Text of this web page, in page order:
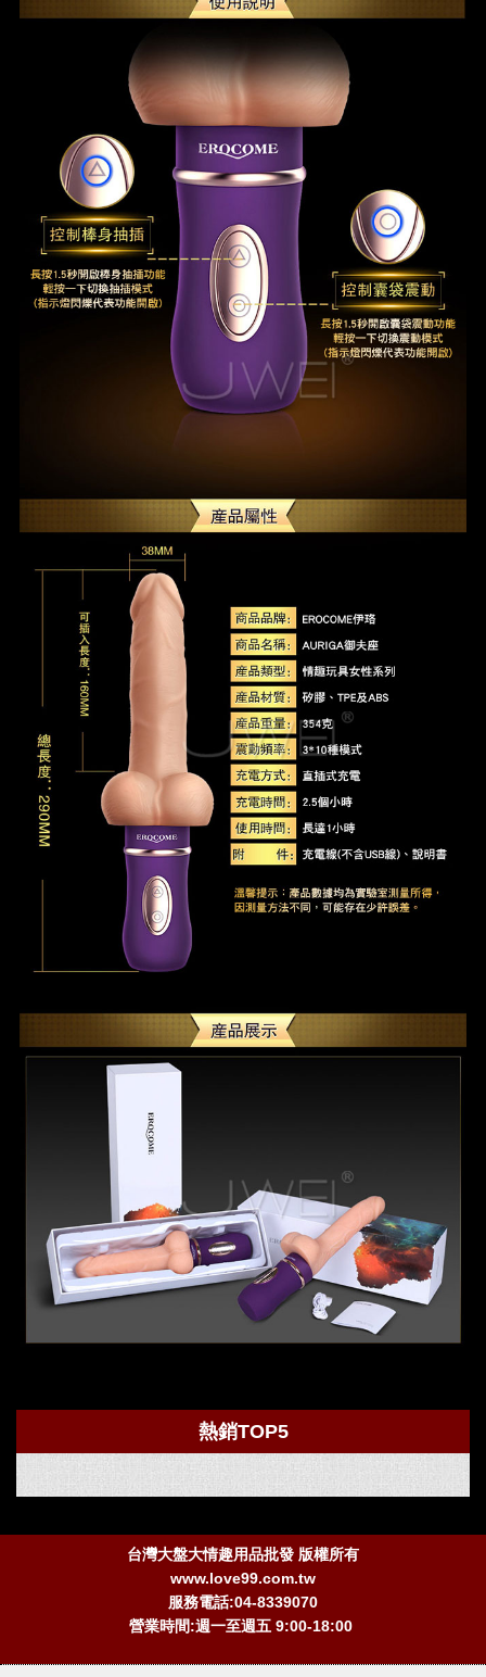
熱銷TOP5
台灣大盤大情趣用品批發 版權所有
www.love99.com.tw
服務電話:04-8339070
營業時間:週一至週五 9:00-18:00